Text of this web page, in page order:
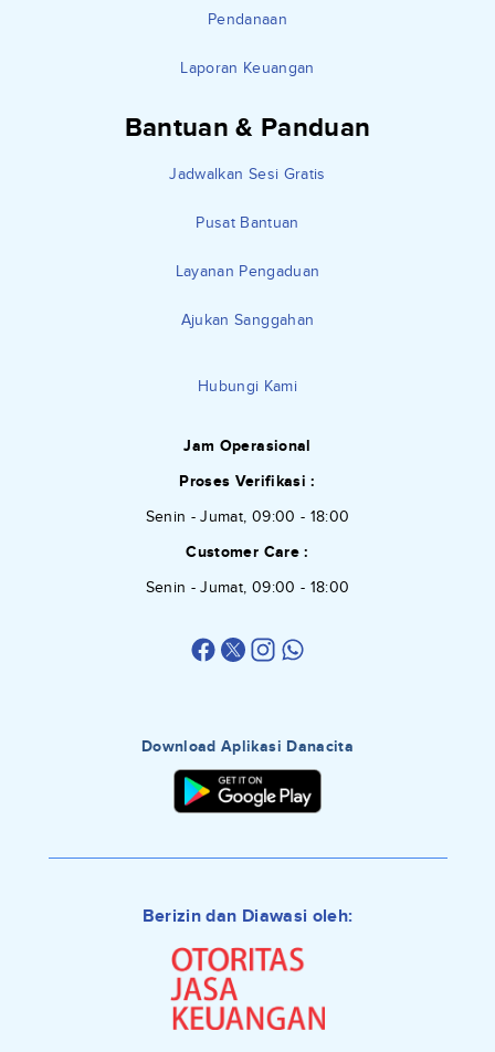
Pendanaan
Laporan Keuangan
Bantuan & Panduan
Jadwalkan Sesi Gratis
Pusat Bantuan
Layanan Pengaduan
Ajukan Sanggahan
Hubungi Kami
Jam Operasional
Proses Verifikasi :
Senin - Jumat, 09:00 - 18:00
Customer Care :
Senin - Jumat, 09:00 - 18:00
Download Aplikasi Danacita
Berizin dan Diawasi oleh: